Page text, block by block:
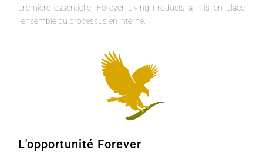
première essentielle, Forever Living Products a mis en place
l'ensemble du processus en interne.
L'opportunité Forever